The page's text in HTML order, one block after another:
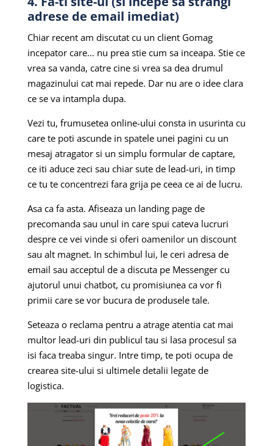
adrese de email imediat)
Chiar recent am discutat cu un client Gomag
incepator care… nu prea stie cum sa inceapa. Stie ce
vrea sa vanda, catre cine si vrea sa dea drumul
magazinului cat mai repede. Dar nu are o idee clara
ce se va intampla dupa.
Vezi tu, frumusetea online-ului consta in usurinta cu
care te poti ascunde in spatele unei pagini cu un
mesaj atragator si un simplu formular de captare,
ce iti aduce zeci sau chiar sute de lead-uri, in timp
ce tu te concentrezi fara grija pe ceea ce ai de lucru.
Asa ca fa asta. Afiseaza un landing page de
precomanda sau unul in care spui cateva lucruri
despre ce vei vinde si oferi oamenilor un discount
sau alt magnet. In schimbul lui, le ceri adresa de
email sau acceptul de a discuta pe Messenger cu
ajutorul unui chatbot, cu promisiunea ca vor fi
primii care se vor bucura de produsele tale.
Seteaza o reclama pentru a atrage atentia cat mai
multor lead-uri din publicul tau si lasa procesul sa
isi faca treaba singur. Intre timp, te poti ocupa de
crearea site-ului si ultimele detalii legate de
logistica.